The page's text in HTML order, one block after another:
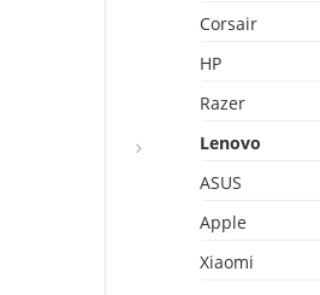
Corsair
HP
Razer
Lenovo
ASUS
Apple
Xiaomi